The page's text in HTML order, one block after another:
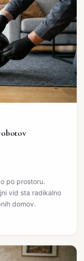
po prostoru.
vid sta radikalno
domov.